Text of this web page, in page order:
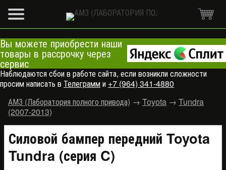
Вы можете приобрести наши
товары в рассрочку через
сервис
Наблюдаются сбои в работе сайта, если возникли сложности
просим написать в Телеграмми +7 (964) 341-4880
АМЗ (Лаборатория полного привода) → Toyota → Tundra
(2007-2013)
Силовой бампер передний Toyota
Tundra (серия C)